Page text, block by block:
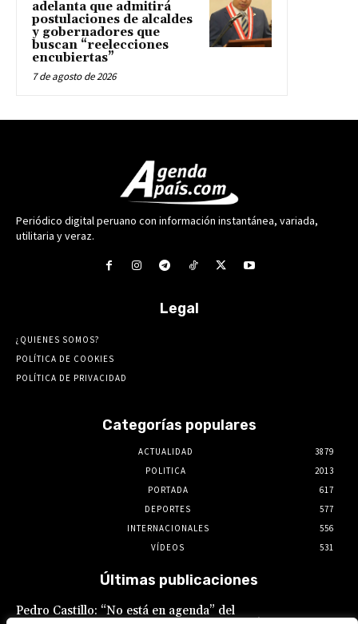
adelanta que admitirá
postulaciones de alcaldes
y gobernadores que
buscan “reelecciones
encubiertas”
7 de agosto de 2026
Periódico digital peruano con información instantánea, variada,
utilitaria y veraz.
Legal
¿QUIENES SOMOS?
POLÍTICA DE COOKIES
POLÍTICA DE PRIVACIDAD
Categorías populares
ACTUALIDAD
3879
POLITICA
2013
PORTADA
617
DEPORTES
577
INTERNACIONALES
556
VÍDEOS
531
Últimas publicaciones
Pedro Castillo: “No está en agenda” del